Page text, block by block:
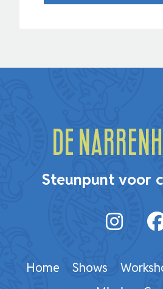
De
Steunpunt voor
Home Shows